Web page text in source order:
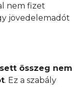
nem fizet
jövedelemadót
összeg nem
. Ez a szabály